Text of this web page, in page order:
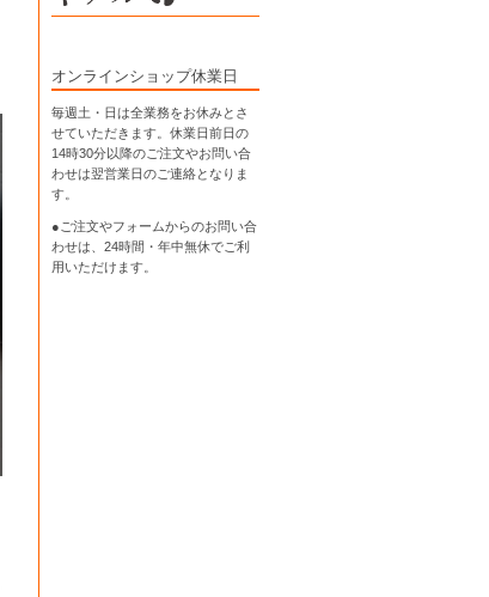
オンラインショップ休業日
毎週土・日は全業務をお休みとさ
せていただきます。休業日前日の
14時30分以降のご注文やお問い合
わせは翌営業日のご連絡となりま
す。
●ご注文やフォームからのお問い合
わせは、 24時間・年中無休でご利
用いただけます。